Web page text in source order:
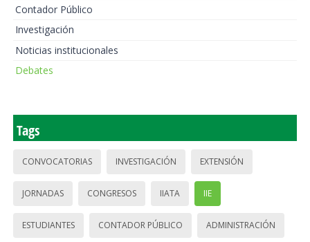
Contador Público
Investigación
Noticias institucionales
Debates
Tags
CONVOCATORIAS INVESTIGACIÓN EXTENSIÓN
JORNADAS CONGRESOS IIATA IIE
ESTUDIANTES CONTADOR PÚBLICO ADMINISTRACIÓN